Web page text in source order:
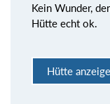
Kein Wunder,
Hütte echt ok.
Hütte